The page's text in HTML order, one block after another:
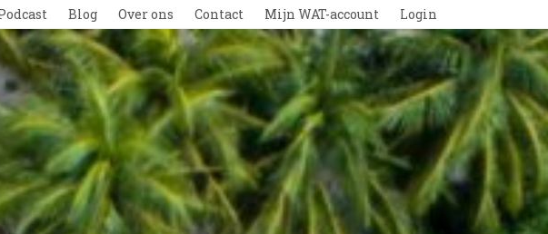
Blog Over ons Contact Mijn WAT-account Login